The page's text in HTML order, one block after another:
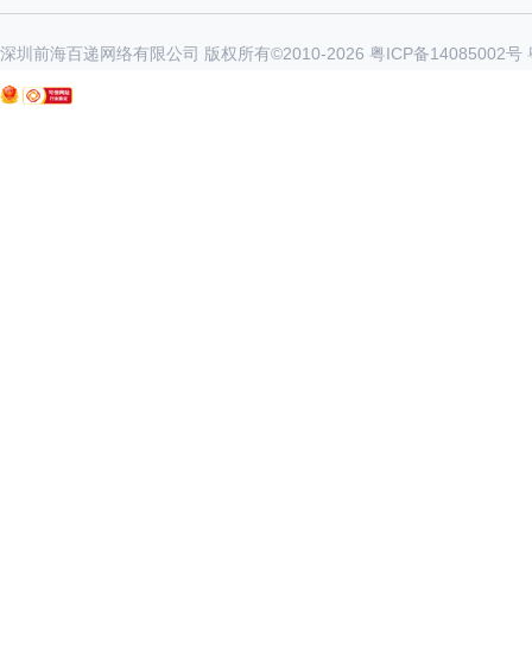
深圳前海百递网络有限公司 版权所有©2010-2026 粤ICP备14085002号